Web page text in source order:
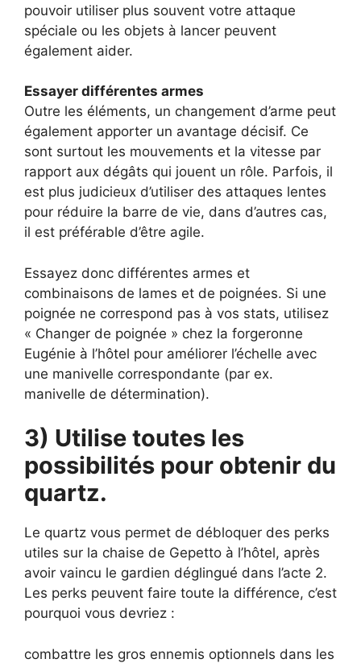
pouvoir utiliser plus souvent votre attaque
spéciale ou les objets à lancer peuvent
également aider.
Essayer différentes armes
Outre les éléments, un changement d’arme peut
également apporter un avantage décisif. Ce
sont surtout les mouvements et la vitesse par
rapport aux dégâts qui jouent un rôle. Parfois, il
est plus judicieux d’utiliser des attaques lentes
pour réduire la barre de vie, dans d’autres cas,
il est préférable d’être agile.
Essayez donc différentes armes et
combinaisons de lames et de poignées. Si une
poignée ne correspond pas à vos stats, utilisez
« Changer de poignée » chez la forgeronne
Eugénie à l’hôtel pour améliorer l’échelle avec
une manivelle correspondante (par ex.
manivelle de détermination).
3) Utilise toutes les
possibilités pour obtenir du
quartz.
Le quartz vous permet de débloquer des perks
utiles sur la chaise de Gepetto à l’hôtel, après
avoir vaincu le gardien déglingué dans l’acte 2.
Les perks peuvent faire toute la différence, c’est
pourquoi vous devriez :
combattre les gros ennemis optionnels dans les